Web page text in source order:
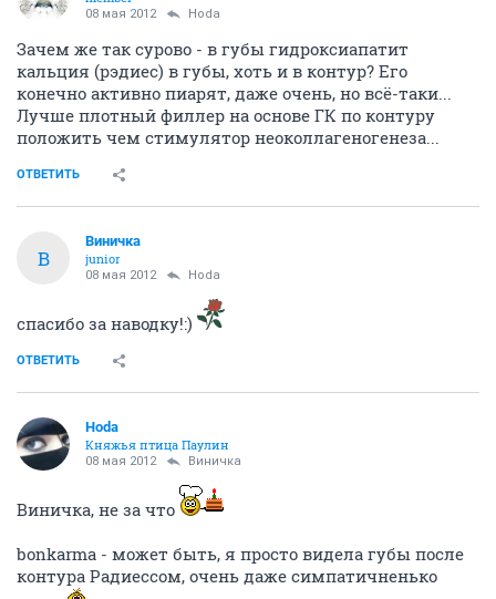
08 мая 2012 Hoda
Зачем же так сурово - в губы гидроксиапатит
кальция (рэдиес) в губы, хоть и в контур? Его
конечно активно пиарят, даже очень, но всё-таки...
Лучше плотный филлер на основе ГК по контуру
положить чем стимулятор неоколлагеногенеза...
ОТВЕТИТЬ
В
Виничка
junior
08 мая 2012 Hoda
спасибо за наводку!:)
ОТВЕТИТЬ
Hoda
Княжья птица Паулин
08 мая 2012 Виничка
Виничка, не за что
bonkarma - может быть, я просто видела губы после
контура Радиессом, очень даже симпатичненько